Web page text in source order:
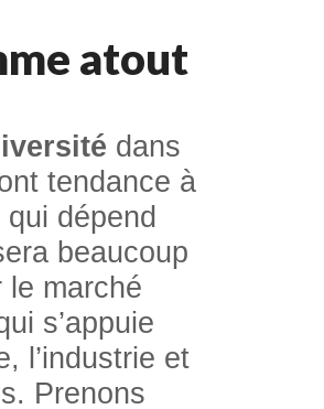
atout
dans
tendance à
dépend
beaucoup
le marché
s’appuie
l’industrie et
Prenons